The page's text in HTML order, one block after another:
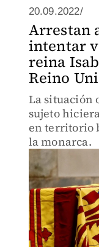
20.09.2022/
Arrestan
intentar
reina
Reino
La situación
sujeto
en territorio
la monarca.